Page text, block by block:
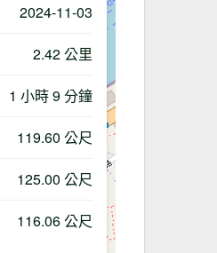
2024-11-03
2.42 公里
1 小時 9 分鐘
119.60 公尺
125.00 公尺
116.06 公尺